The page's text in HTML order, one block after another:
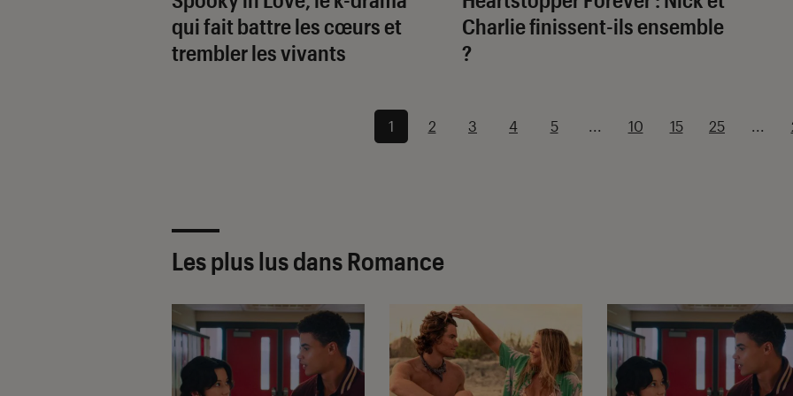
qui fait battre les cœurs et
trembler les vivants
Charlie finissent-ils ensemble
?
1 2 3 4 5 ... 10 15 25 ...
Les plus lus dans Romance